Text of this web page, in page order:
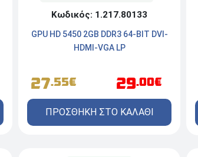
Κωδικός: 1.217.80133
GPU HD 5450 2GB DDR3 64-BIT DVI-
HDMI-VGA LP
27.55€ 29.00€
ΠΡΟΣΘΗΚΗ ΣΤΟ ΚΑΛΑΘΙ